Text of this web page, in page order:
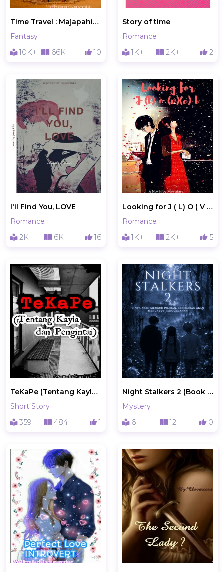
Time Travel : Majapahit Empire
Fantasy
10K+
66K+ 10
Story of time
Romance
1K+
2K+ 2
I'il Find You, LOVE
Romance
2K+
6K+ 16
Looking for J ( L) O ( V )( E) B
Romance
1K+
2K+ 5
TeKaPe (Tentang Kayla dan Pengintai)
Short Story
359
484 1
Night Stalkers 2 (Book 2)
Mystery
6
12 0